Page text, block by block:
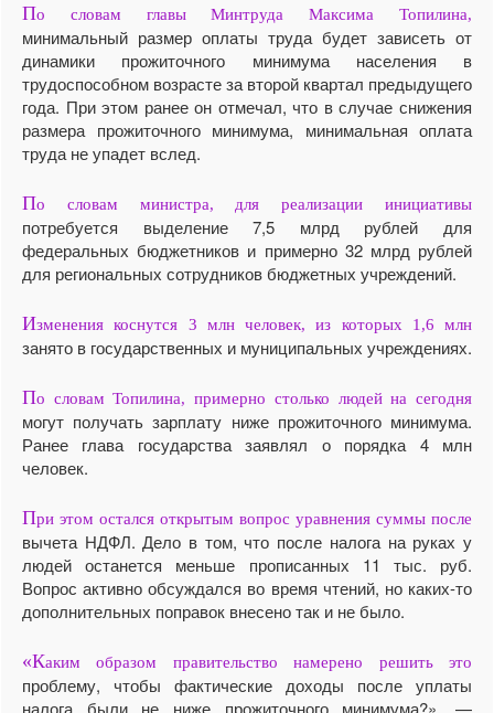
По словам главы Минтруда Максима Топилина,
минимальный размер оплаты труда будет зависеть от
динамики прожиточного минимума населения в
трудоспособном возрасте за второй квартал предыдущего
года. При этом ранее он отмечал, что в случае снижения
размера прожиточного минимума, минимальная оплата
труда не упадет вслед.
По словам министра, для реализации инициативы
потребуется выделение 7,5 млрд рублей для
федеральных бюджетников и примерно 32 млрд рублей
для региональных сотрудников бюджетных учреждений.
Изменения коснутся 3 млн человек, из которых 1,6 млн
занято в государственных и муниципальных учреждениях.
По словам Топилина, примерно столько людей на сегодня
могут получать зарплату ниже прожиточного минимума.
Ранее глава государства заявлял о порядка 4 млн
человек.
При этом остался открытым вопрос уравнения суммы после
вычета НДФЛ. Дело в том, что после налога на руках у
людей останется меньше прописанных 11 тыс. руб.
Вопрос активно обсуждался во время чтений, но каких-то
дополнительных поправок внесено так и не было.
«Каким образом правительство намерено решить это
проблему, чтобы фактические доходы после уплаты
налога были не ниже прожиточного минимума?», —